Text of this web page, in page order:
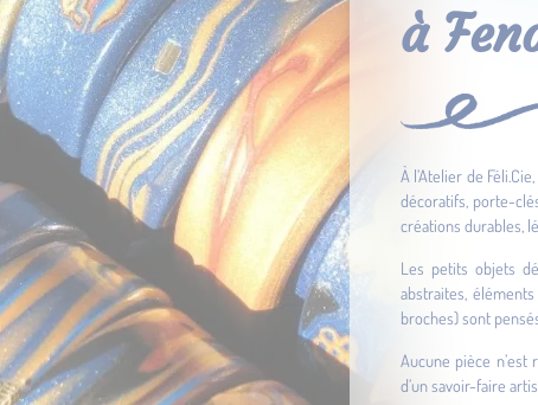
à
À l’Atelier de
décoratifs, porte-
créations durables,
Les petits objets
abstraites,
broches) sont
Aucune pièce n’est
d’un savoir-faire